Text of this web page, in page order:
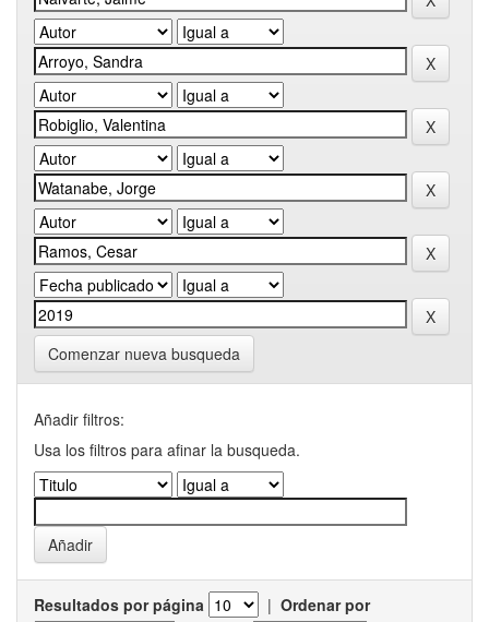
Comenzar nueva busqueda
Añadir filtros:
Usa los filtros para afinar la busqueda.
Resultados por página | Ordenar por